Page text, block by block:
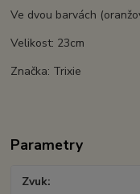
Ve dvou barvách
Velikost: 23cm
Značka: Trixie
Parametry
Zvuk